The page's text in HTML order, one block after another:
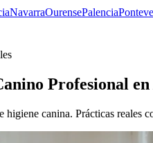
NavarraOurensePalencia
Profesional
higiene canina. Prácticas